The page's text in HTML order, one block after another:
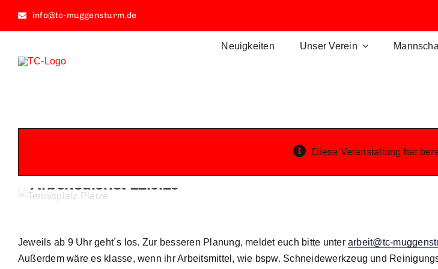
info@tc-muggensturm.de
Neuigkeiten Unser Verein
Diese Veranstaltung hat
Arbeitsdienst 22.3.25
Jeweils ab 9 Uhr geht´s los. Zur besseren Planung, meldet euch bitte unter arbeit@tc-
Außerdem wäre es klasse, wenn ihr Arbeitsmittel, wie bspw. Schneidewerkzeug und